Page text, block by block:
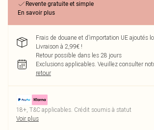
Revente gratuite et simple
En savoir plus
Frais de douane et d’importation UE ajoutés
Livraison à 2,99€ !
Retour possible dans les 28 jours
Exclusions applicables. Veuillez consulter
retour
18+, T&C applicables. Crédit soumis à statut
Voir plus